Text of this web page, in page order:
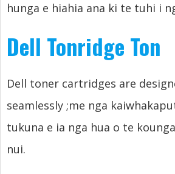
hunga e hiahia ana ki te tuhi i
Dell Tonridge Ton
Dell toner cartridges are
seamlessly ;me nga
tukuna e ia nga hua o te
nui.